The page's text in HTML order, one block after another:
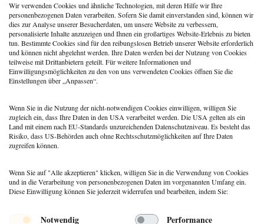
Psychotherapie ohne Fachgedöns: Warum
Transparenz so wichtig ist
Menü
Wir verwenden Cookies und ähnliche Technologien, mit deren Hilfe wir Ihre
personenbezogenen Daten verarbeiten. Sofern Sie damit einverstanden sind, können wir
dies zur Analyse unserer Besucherdaten, um unsere Website zu verbessern,
personalisierte Inhalte anzuzeigen und Ihnen ein großartiges Website-Erlebnis zu bieten
tun. Bestimmte Cookies sind für den reibungslosen Betrieb unserer Website erforderlich
und können nicht abgelehnt werden. Ihre Daten werden bei der Nutzung von Cookies
teilweise mit Drittanbietern geteilt. Für weitere Informationen und
Einwilligungsmöglichkeiten zu den von uns verwendeten Cookies öffnen Sie die
Einstellungen über „Anpassen“.
Wenn Sie in die Nutzung der nicht-notwendigen Cookies einwilligen, willigen Sie
zugleich ein, dass Ihre Daten in den USA verarbeitet werden. Die USA gelten als ein
Land mit einem nach EU-Standards unzureichenden Datenschutzniveau. Es besteht das
Risiko, dass US-Behörden auch ohne Rechtsschutzmöglichkeiten auf Ihre Daten
zugreifen können.
Wenn Sie auf "Alle akzeptieren" klicken, willigen Sie in die Verwendung von Cookies
und in die Verarbeitung von personenbezogenen Daten im vorgenannten Umfang ein.
Diese Einwilligung können Sie jederzeit widerrufen und bearbeiten, indem Sie:
Notwendig Performance